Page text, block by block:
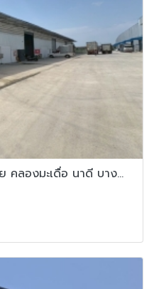
ให้เช่าโรงงาน โกดัง แถวแคราย คลองมะเดื่อ นาดี บางน้ำจืด สมุทรสาคร